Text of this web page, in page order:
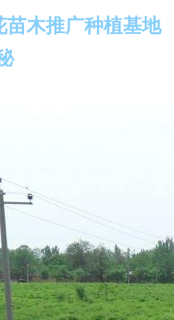
木推广种植基地